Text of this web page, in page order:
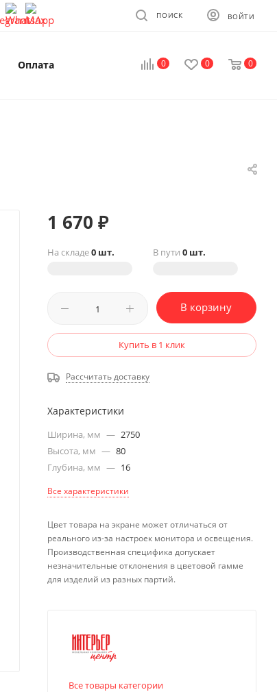
ВОЙТИ
ПОИСК
0 0 0
Оплата
1 670 ₽
На складе0 шт. В пути 0 шт.
В корзину
Купить в 1 клик
Рассчитать доставку
Характеристики
Ширина, мм — 2750
Высота, мм — 80
Глубина, мм — 16
Все характеристики
Цвет товара на экране может отличаться от
реального из-за настроек монитора и освещения.
Производственная специфика допускает
незначительные отклонения в цветовой гамме
для изделий из разных партий.
Все товары категории